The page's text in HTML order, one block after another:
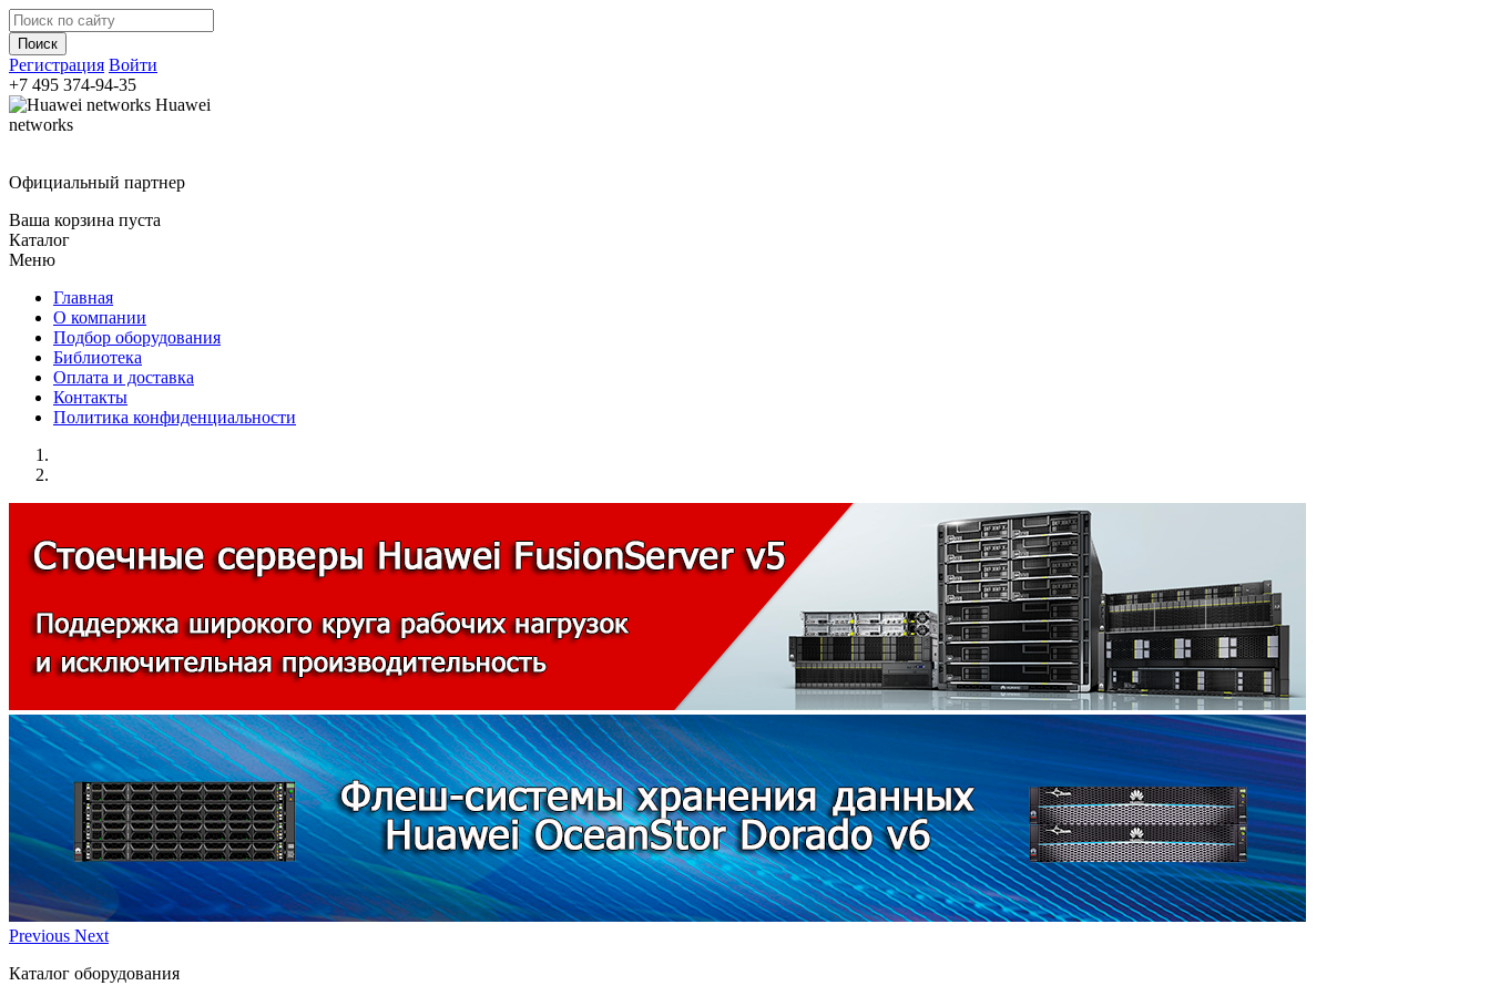
Регистрация Войти
+7 495 374-94-35
Huawei
networks
Официальный партнер
Ваша корзина пуста
Каталог
Меню
Главная
О компании
Подбор оборудования
Библиотека
Оплата и доставка
Контакты
Политика конфиденциальности
Previous Next
Каталог оборудования